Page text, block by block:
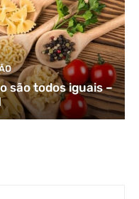
são todos iguais –